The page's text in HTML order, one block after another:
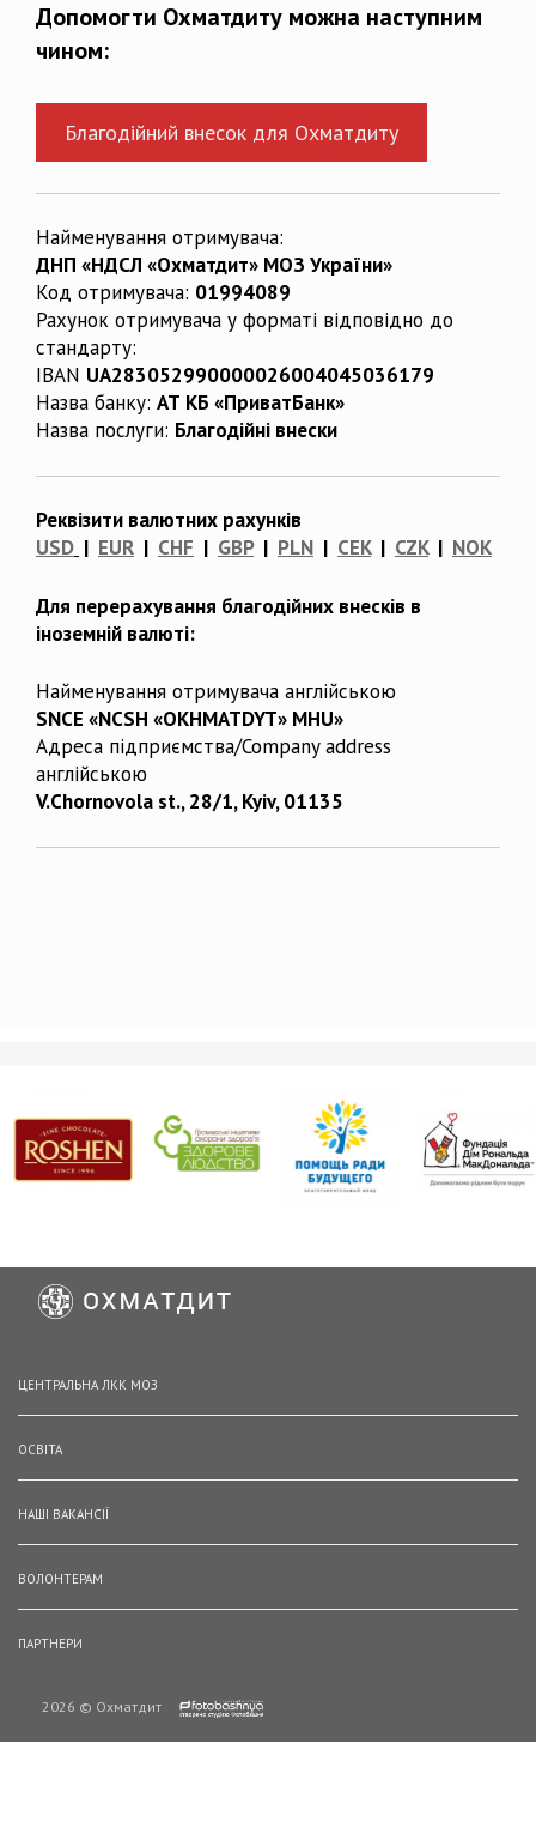
Допомогти Охматдиту можна наступним
чином:
Благодійний внесок для Охматдиту
Найменування отримувача:
ДНП «НДСЛ «Охматдит» МОЗ України»
Код отримувача: 01994089
Рахунок отримувача у форматі відповідно до
стандарту:
IBAN UA283052990000026004045036179
Назва банку: АТ КБ «ПриватБанк»
Назва послуги: Благодійні внески
Реквізити валютних рахунків
USD | EUR | CHF | GBP| PLN | CEK| CZK| NOK
Для перерахування благодійних внесків в
іноземній валюті:
Найменування отримувача англійською
SNCE «NCSH «OKHMATDYT» MHU»
Адреса підприємства/Company address
англійською
V.Chornovola st., 28/1, Kyiv, 01135
ЦЕНТРАЛЬНА ЛКК МОЗ
ОСВІТА
НАШІ ВАКАНСІЇ
ВОЛОНТЕРАМ
ПАРТНЕРИ
2026 © Охматдит